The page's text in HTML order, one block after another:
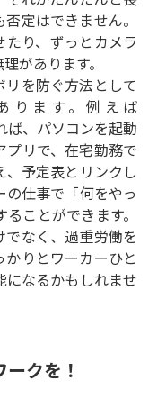
定はできません。
り、ずっとカメラ
があります。
を防ぐ方法として
ります。例えば
ば、パソコンを起動
プリで、在宅勤務で
予定表とリンクし
仕事で「何をやっ
ことができます。
なく、過重労働を
りとワーカーひと
になるかもしれませ
クを！